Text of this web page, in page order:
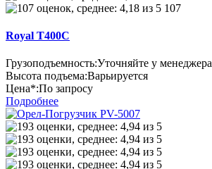
107
Royal T400C
Грузоподъемность:Уточняйте у менеджера
Высота подъема:Варьируется
Цена*:По запросу
Подробнее